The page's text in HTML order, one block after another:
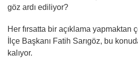
göz ardı ediliyor?
Her fırsatta bir açıklama yapmaktan
İlçe Başkanı Fatih Sarıgöz, bu
kalıyor.